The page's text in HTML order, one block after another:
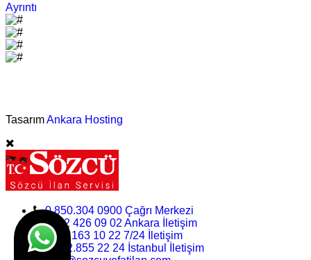
Ayrıntı
TasarımAnkara Hosting
0.850.304 0900 Çağrı Merkezi
0312 426 09 02 Ankara İletişim
0.532.163 10 22 7/24 İletişim
0.212.855 22 24 İstanbul İletişim